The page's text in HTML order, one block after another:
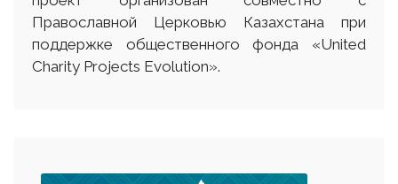
Православной Церковью Казахстана при
поддержке общественного фонда «United
Charity Projects Evolution».